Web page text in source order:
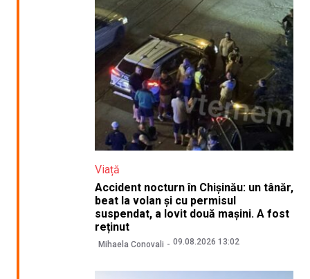
Viață
Accident nocturn în Chișinău: un tânăr,
beat la volan și cu permisul
suspendat, a lovit două mașini. A fost
reținut
Mihaela Conovali 09.08.2026 13:02